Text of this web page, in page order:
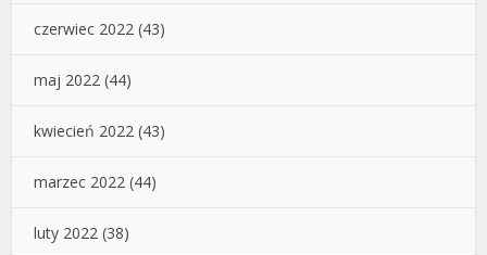
czerwiec 2022 (43)
maj 2022 (44)
kwiecień 2022 (43)
marzec 2022 (44)
luty 2022 (38)